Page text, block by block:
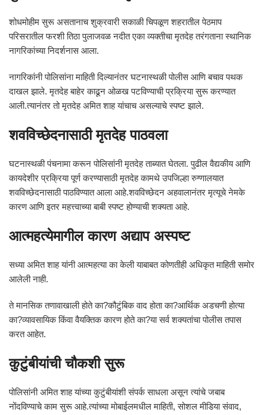
शोधमोहीम सुरू असतानाच शुक्रवारी सकाळी चिपळूण शहरातील पेठमाप
परिसरातील फरशी तिठा पुलाजवळ नदीत एका व्यक्तीचा मृतदेह तरंगताना स्थानिक
नागरिकांच्या निदर्शनास आला.
नागरिकांनी पोलिसांना माहिती दिल्यानंतर घटनास्थळी पोलीस आणि बचाव पथक
दाखल झाले. मृतदेह बाहेर काढून ओळख पटविण्याची प्रक्रिया सुरू करण्यात
आली.त्यानंतर तो मृतदेह अमित शाह यांचाच असल्याचे स्पष्ट झाले.
शवविच्छेदनासाठी मृतदेह पाठवला
घटनास्थळी पंचनामा करून पोलिसांनी मृतदेह ताब्यात घेतला. पुढील वैद्यकीय आणि
कायदेशीर प्रक्रिया पूर्ण करण्यासाठी मृतदेह कामथे उपजिल्हा रुग्णालयात
शवविच्छेदनासाठी पाठविण्यात आला आहे.शवविच्छेदन अहवालानंतर मृत्यूचे नेमके
कारण आणि इतर महत्त्वाच्या बाबी स्पष्ट होण्याची शक्यता आहे.
आत्महत्येमागील कारण अद्याप अस्पष्ट
सध्या अमित शाह यांनी आत्महत्या का केली याबाबत कोणतीही अधिकृत माहिती समोर
आलेली नाही.
ते मानसिक तणावाखाली होते का?कौटुंबिक वाद होता का?आर्थिक अडचणी होत्या
का?व्यावसायिक किंवा वैयक्तिक कारण होते का?या सर्व शक्यतांचा पोलीस तपास
करत आहेत.
कुटुंबीयांची चौकशी सुरू
पोलिसांनी अमित शाह यांच्या कुटुंबीयांशी संपर्क साधला असून त्यांचे जबाब
नोंदविण्याचे काम सुरू आहे.त्यांच्या मोबाईलमधील माहिती, सोशल मीडिया संवाद,